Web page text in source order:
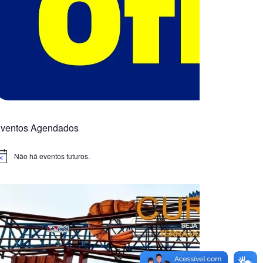
Agendados
Não há eventos futuros.